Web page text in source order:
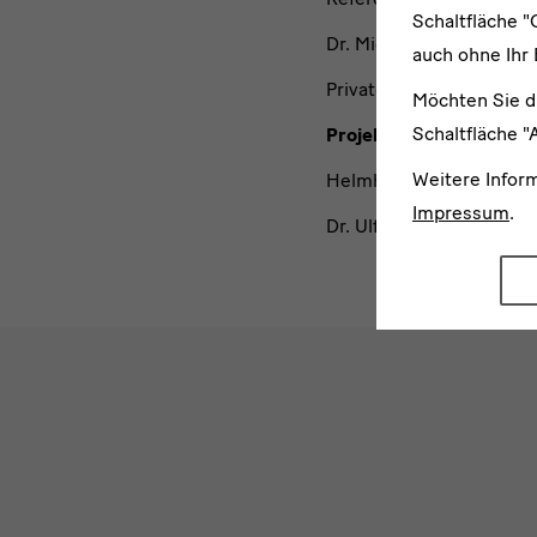
Dr. Michael Mäder,
Privatdozentin Dr.
Projektpartner
Helmholtz-Zentrum
Dr. Ulf Kempe, TU
Schaltfläche
auch ohne Ihr
Möchten Sie
Schaltfläche
Weitere
Impressum.